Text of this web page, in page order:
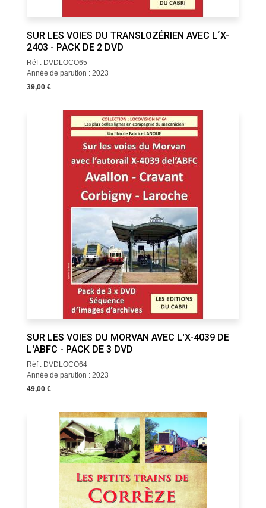
SUR LES VOIES DU TRANSLOZÉRIEN AVEC L´X-
2403 - PACK DE 2 DVD
Réf : DVDLOCO65
Année de parution : 2023
39,00 €
SUR LES VOIES DU MORVAN AVEC L'X-4039 DE
L'ABFC - PACK DE 3 DVD
Réf : DVDLOCO64
Année de parution : 2023
49,00 €